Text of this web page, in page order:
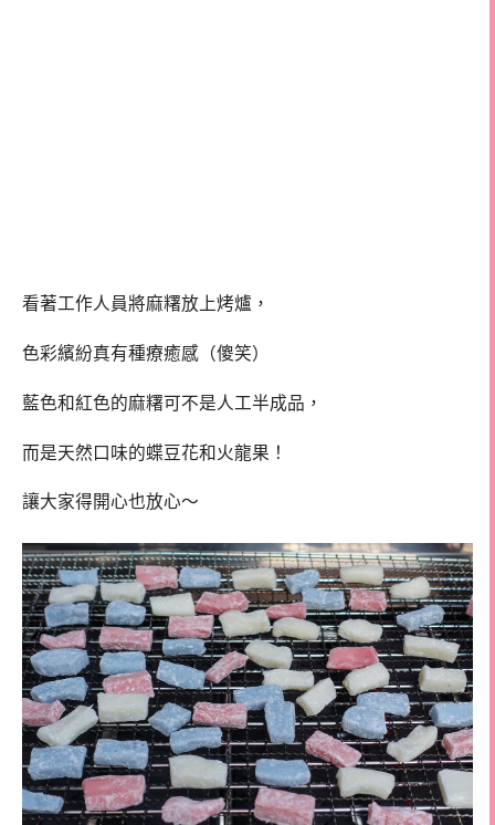
看著工作人員將麻糬放上烤爐，
色彩繽紛真有種療癒感（傻笑）
藍色和紅色的麻糬可不是人工半成品，
而是天然口味的蝶豆花和火龍果！
讓大家得開心也放心～